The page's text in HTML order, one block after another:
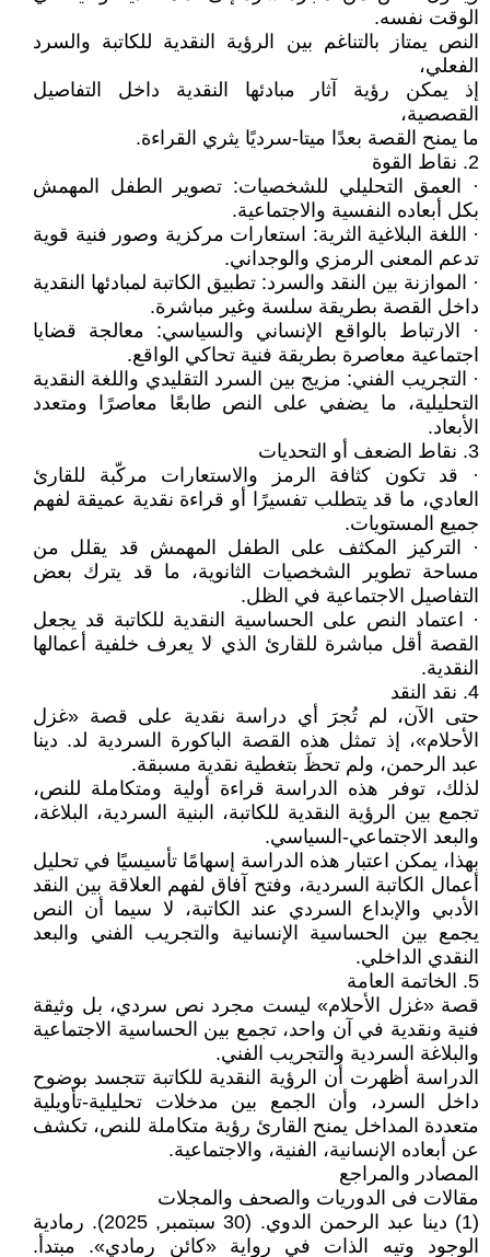
الوقت نفسه.
النص يمتاز بالتناغم بين الرؤية النقدية للكاتبة والسرد
الفعلي،
إذ يمكن رؤية آثار مبادئها النقدية داخل التفاصيل
القصصية،
ما يمنح القصة بعدًا ميتا-سرديًا يثري القراءة.
2. نقاط القوة
· العمق التحليلي للشخصيات: تصوير الطفل المهمش
بكل أبعاده النفسية والاجتماعية.
· اللغة البلاغية الثرية: استعارات مركزية وصور فنية قوية
تدعم المعنى الرمزي والوجداني.
· الموازنة بين النقد والسرد: تطبيق الكاتبة لمبادئها النقدية
داخل القصة بطريقة سلسة وغير مباشرة.
· الارتباط بالواقع الإنساني والسياسي: معالجة قضايا
اجتماعية معاصرة بطريقة فنية تحاكي الواقع.
· التجريب الفني: مزيج بين السرد التقليدي واللغة النقدية
التحليلية، ما يضفي على النص طابعًا معاصرًا ومتعدد
الأبعاد.
3. نقاط الضعف أو التحديات
· قد تكون كثافة الرمز والاستعارات مركّبة للقارئ
العادي، ما قد يتطلب تفسيرًا أو قراءة نقدية عميقة لفهم
جميع المستويات.
· التركيز المكثف على الطفل المهمش قد يقلل من
مساحة تطوير الشخصيات الثانوية، ما قد يترك بعض
التفاصيل الاجتماعية في الظل.
· اعتماد النص على الحساسية النقدية للكاتبة قد يجعل
القصة أقل مباشرة للقارئ الذي لا يعرف خلفية أعمالها
النقدية.
4. نقد النقد
حتى الآن، لم تُجرَ أي دراسة نقدية على قصة «غزل
الأحلام»، إذ تمثل هذه القصة الباكورة السردية لد. دينا
عبد الرحمن، ولم تحظَ بتغطية نقدية مسبقة.
لذلك، توفر هذه الدراسة قراءة أولية ومتكاملة للنص،
تجمع بين الرؤية النقدية للكاتبة، البنية السردية، البلاغة،
والبعد الاجتماعي-السياسي.
بهذا، يمكن اعتبار هذه الدراسة إسهامًا تأسيسيًا في تحليل
أعمال الكاتبة السردية، وفتح آفاق لفهم العلاقة بين النقد
الأدبي والإبداع السردي عند الكاتبة، لا سيما أن النص
يجمع بين الحساسية الإنسانية والتجريب الفني والبعد
النقدي الداخلي.
5. الخاتمة العامة
قصة «غزل الأحلام» ليست مجرد نص سردي، بل وثيقة
فنية ونقدية في آن واحد، تجمع بين الحساسية الاجتماعية
والبلاغة السردية والتجريب الفني.
الدراسة أظهرت أن الرؤية النقدية للكاتبة تتجسد بوضوح
داخل السرد، وأن الجمع بين مدخلات تحليلية-تأويلية
متعددة المداخل يمنح القارئ رؤية متكاملة للنص، تكشف
عن أبعاده الإنسانية، الفنية، والاجتماعية.
المصادر والمراجع
مقالات فى الدوريات والصحف والمجلات
(1) دينا عبد الرحمن الدوي. (30 سبتمبر, 2025). رمادية
الوجود وتيه الذات في رواية «كائن رمادي». مبتدأ.